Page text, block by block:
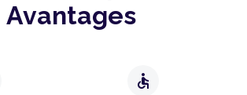
Avantages
accessible